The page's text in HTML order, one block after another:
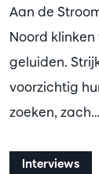
Aan de
Noord
geluiden.
voorzichtig
zoeken, zach…
Interviews